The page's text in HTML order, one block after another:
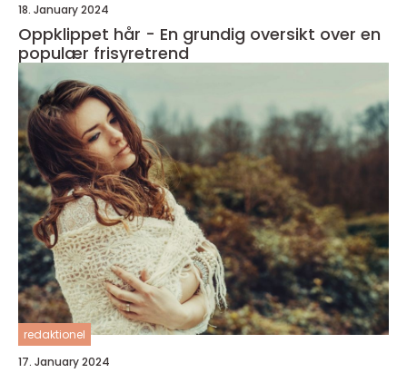
18. January 2024
Oppklippet hår - En grundig oversikt over en
populær frisyretrend
redaktionel
17. January 2024